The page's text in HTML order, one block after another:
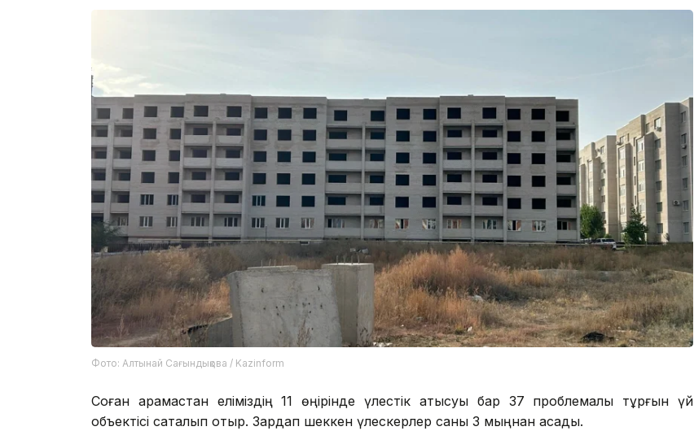
Фото: Алтынай Сағындықова / Kazinform
Соған қарамастан еліміздің 11 өңірінде үлестік қатысуы бар 37 проблемалы тұрғын үй
объектісі сақталып отыр. Зардап шеккен үлескерлер саны 3 мыңнан асады.